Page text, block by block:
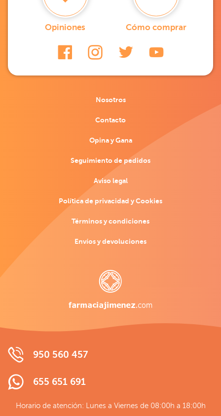
Opiniones Cómo comprar
Nosotros
Contacto
Opina y Gana
Seguimiento de pedidos
Aviso legal
Política de privacidad y Cookies
Términos y condiciones
Envíos y devoluciones
950 560 457
655 651 691
Horario de atención: Lunes a Viernes de 08:00h a 18:00h